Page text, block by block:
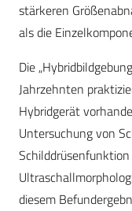
stärkeren
als die
Die
Jahrzehnten
Hybridgerät
Untersuchung von
diesem